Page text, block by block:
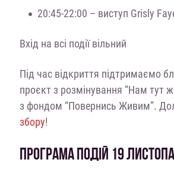
20:45-22:00 – виступ Grisly
Вхід на всі події вільний
Під час відкриття підтримаємо
проєкт з розмінування “Нам тут
з фондом “Повернись Живим”.
збору!
ПРОГРАМА ПОДІЙ 19